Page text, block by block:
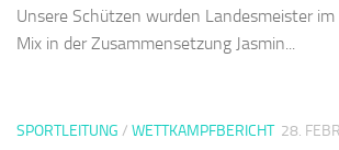
Unsere Schützen wurden Landesmeister
Mix in der Zusammensetzung Jasmin...
SPORTLEITUNG / WETTKAMPFBERICHT 28.